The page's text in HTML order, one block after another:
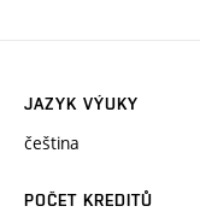
JAZYK VÝUKY
čeština
POČET KREDITŮ